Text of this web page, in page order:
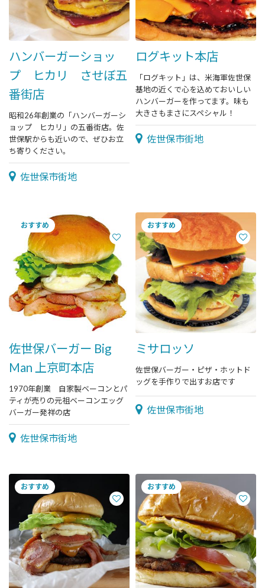
ハンバーガーショッ
プ ヒカリ させぼ五
番街店
昭和26年創業の「ハンバーガーシ
ョップ ヒカリ」の五番街店。佐
世保駅からも近いので、ぜひお立
ち寄りください。
佐世保市街地
ログキット本店
「ログキット」は、米海軍佐世保
基地の近くで心を込めておいしい
ハンバーガーを作ってます。味も
大きさもまさにスペシャル！
佐世保市街地
佐世保バーガー Big
Man 上京町本店
1970年創業 自家製ベーコンとパ
ティが売りの元祖ベーコンエッグ
バーガー発祥の店
佐世保市街地
ミサロッソ
佐世保バーガー・ピザ・ホットド
ッグを手作りで出すお店です
佐世保市街地